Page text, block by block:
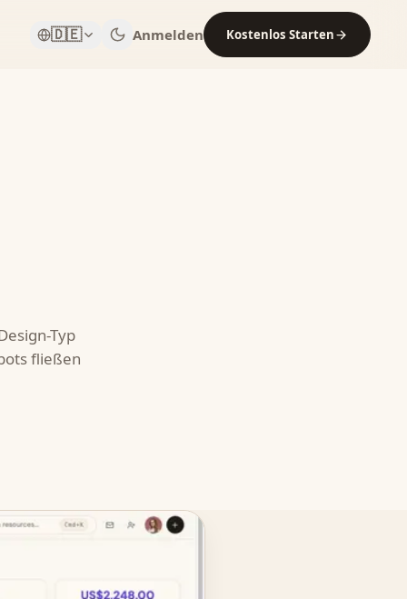
🇩🇪 Anmelden Kostenlos Starten
Typ
fließen